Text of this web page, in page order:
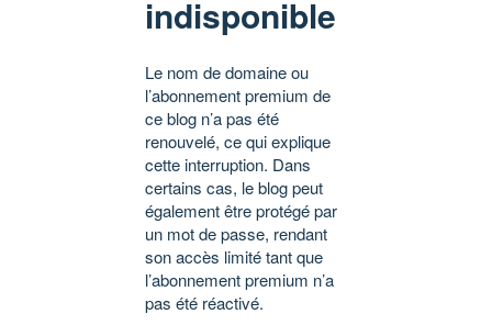
indisponible
Le nom de domaine ou
l’abonnement premium de
ce blog n’a pas été
renouvelé, ce qui explique
cette interruption. Dans
certains cas, le blog peut
également être protégé par
un mot de passe, rendant
son accès limité tant que
l’abonnement premium n’a
pas été réactivé.